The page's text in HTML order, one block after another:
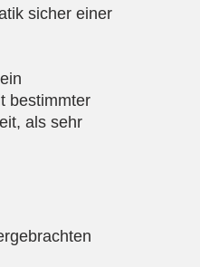
sicher einer
bestimmter
als sehr